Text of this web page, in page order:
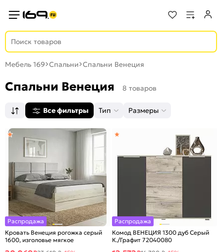
Мебель 169 Спальни Спальни Венеция
Спальни Венеция 8 товаров
Все фильтры Тип Размеры
Распродажа
Кровать Венеция рогожка серый
1600, изголовье мягкое
Распродажа
Комод ВЕНЕЦИЯ 1300 дуб Серый
К./Графит 72040080